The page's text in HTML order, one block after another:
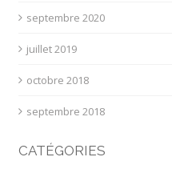
septembre 2020
juillet 2019
octobre 2018
septembre 2018
CATÉGORIES